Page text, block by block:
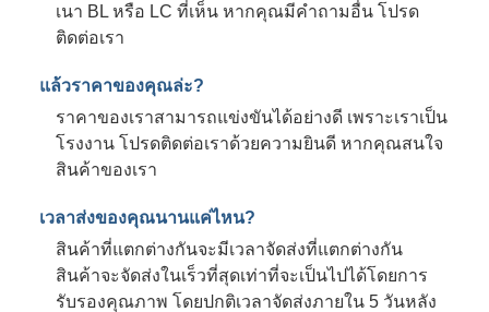
เนา BL หรือ LC ที่เห็น หากคุณมีคําถามอื่น โปรด
ติดต่อเรา
แล้วราคาของคุณล่ะ?
ราคาของเราสามารถแข่งขันได้อย่างดี เพราะเราเป็น
โรงงาน โปรดติดต่อเราด้วยความยินดี หากคุณสนใจ
สินค้าของเรา
เวลาส่งของคุณนานแค่ไหน?
สินค้าที่แตกต่างกันจะมีเวลาจัดส่งที่แตกต่างกัน
สินค้าจะจัดส่งในเร็วที่สุดเท่าที่จะเป็นไปได้โดยการ
รับรองคุณภาพ โดยปกติเวลาจัดส่งภายใน 5 วันหลัง